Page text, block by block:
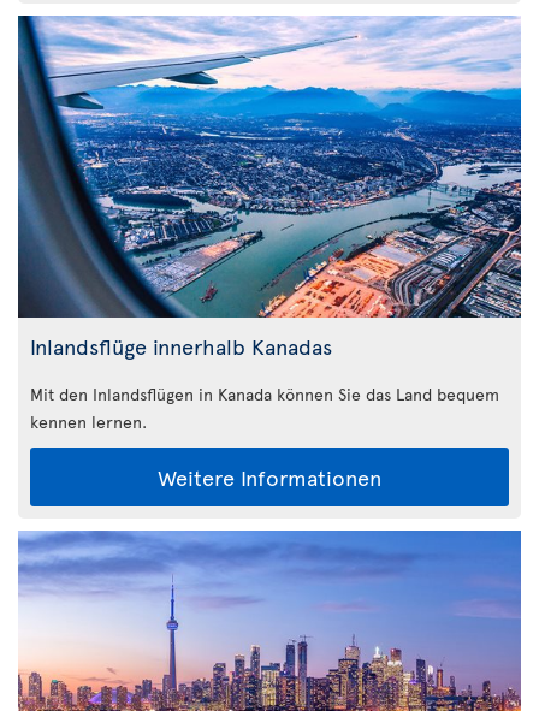
Inlandsflüge innerhalb Kanadas
Mit den Inlandsflügen in Kanada können Sie das Land bequem
kennen lernen.
Weitere Informationen